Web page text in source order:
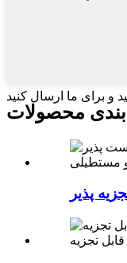
و برای ما ارسال کنید
محصولات